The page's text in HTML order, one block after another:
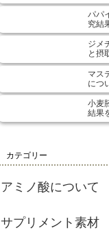
パパ
究結
ジメ
と摂
マス
につ
小麦
結果
カテゴリー
アミノ酸について
サプリメント素材